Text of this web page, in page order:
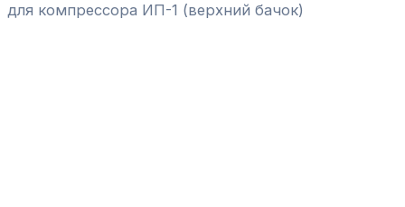
для компрессора ИП-1 (верхний бачок)